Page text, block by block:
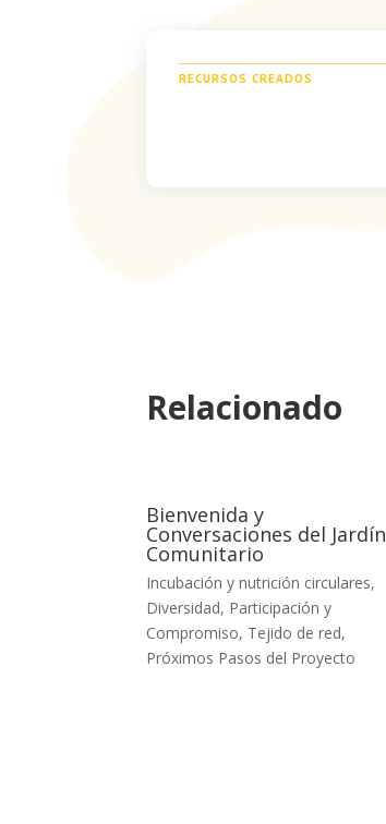
RECURSOS CREADOS
Relacionado
Bienvenida y
Conversaciones del Jardín
Comunitario
Incubación y nutrición circulares,
Diversidad, Participación y
Compromiso, Tejido de red,
Próximos Pasos del Proyecto